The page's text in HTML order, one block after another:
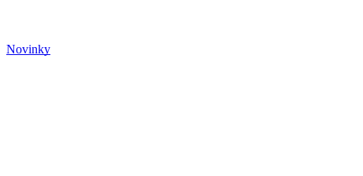
Novinky